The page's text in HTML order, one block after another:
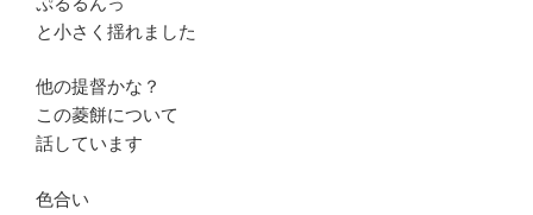
と小さく揺れました
他の提督かな？
この菱餅について
話しています
色合い